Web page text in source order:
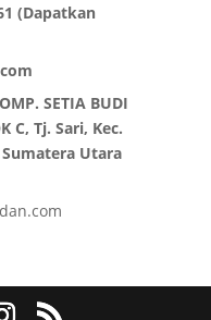
(Dapatkan
SETIA BUDI
C, Tj. Sari, Kec.
Sumatera Utara